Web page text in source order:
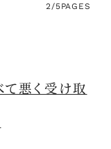
2/5PAGES
て悪く受け取